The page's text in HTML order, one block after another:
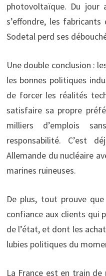
photovoltaïque. Du jour
s’effondre, les
Sodetal perd ses
Une double conclusion :
les bonnes politiques
de forcer les réalités
satisfaire sa propre
milliers d’emplois
responsabilité. C’est
Allemande du nucléaire
marines ruineuses.
De plus, tout prouve
confiance aux clients qui
de l’état, et dont les
lubies politiques du
La France est en train